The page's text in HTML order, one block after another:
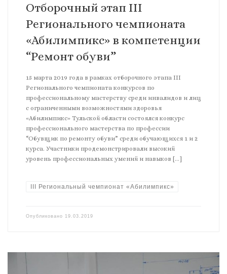
Отборочный этап III
Регионального чемпионата
«Абилимпикс» в компетенции
“Ремонт обуви”
15 марта 2019 года в рамках отборочного этапа III
Регионального чемпионата конкурсов по
профессиональному мастерству среди инвалидов и лиц
с ограниченными возможностями здоровья
«Абилимпикс» Тульской области состоялся конкурс
профессионального мастерства по профессии
“Обувщик по ремонту обуви” среди обучающихся 1 и 2
курса. Участники продемонстрировали высокий
уровень профессиональных умений и навыков […]
III Региональный чемпионат «Абилимпикс»
Опубликовано 19.03.2019